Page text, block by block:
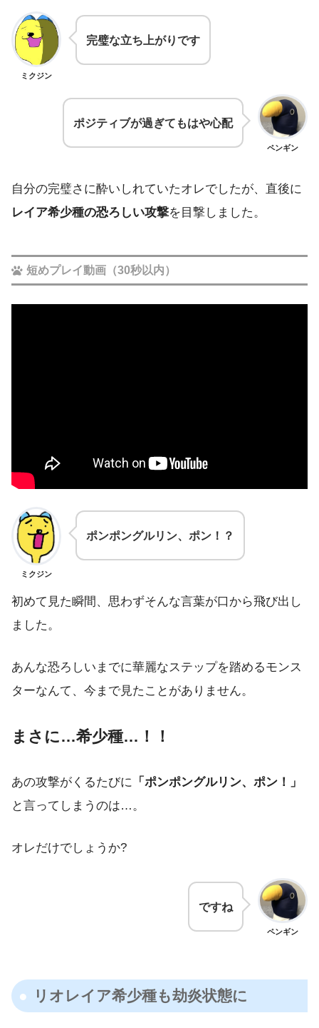
ミクジン
完璧な立ち上がりです
ペンギン
ポジティブが過ぎてもはや心配
自分の完璧さに酔いしれていたオレでしたが、直後に
レイア希少種の恐ろしい攻撃を目撃しました。
短めプレイ動画（30秒以内）
ミクジン
ポンポングルリン、ポン！？
初めて見た瞬間、思わずそんな言葉が口から飛び出し
ました。
あんな恐ろしいまでに華麗なステップを踏めるモンス
ターなんて、今まで見たことがありません。
まさに…希少種…！！
あの攻撃がくるたびに 「ポンポングルリン、ポン！」
と言ってしまうのは…。
オレだけでしょうか?
ペンギン
ですね
リオレイア希少種も劫炎状態に